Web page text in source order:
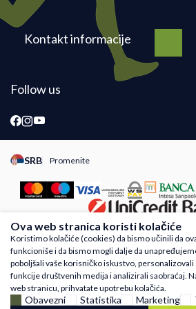
Kontakt informacije
Follow us
SRB Promenite
Promeni instancu sajta, posetite sajtove
Nastojimo da budemo što precizniji u opisu
ali ne možemo garantovati da su sve informacije
artikli prikazani na sajtu su deo naše ponude i ne
svakom trenutku. Raspoloživost robe možete
Centra na 011
Ova web stranica koristi kolačiće
Koristimo kolačiće (cookies) da bismo učinili da
funkcioniše i da bismo mogli dalje da
poboljšali vaše korisničko iskustvo,
funkcije društvenih medija i analizirali saobraćaj.
web stranicu, prihvatate upotrebu kolačića.
Obavezni Statistika Marketing